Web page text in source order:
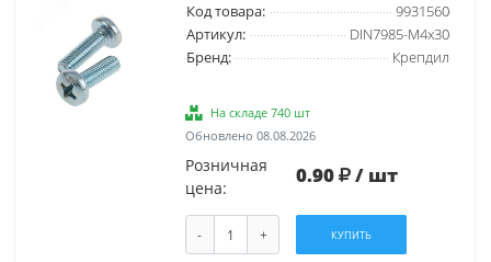
Код товара:
9931560
Артикул:
DIN7985-М4х30
Бренд:
Крепдил
На складе 740 шт
Обновлено 08.08.2026
Розничная
цена:
0.90 / шт
- + КУПИТЬ